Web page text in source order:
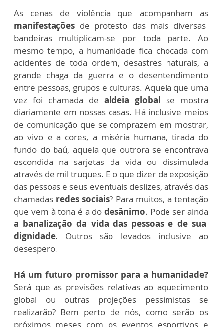
As cenas de violência que acompanham as
manifestações de protesto das mais diversas
bandeiras multiplicam-se por toda parte. Ao
mesmo tempo, a humanidade fica chocada com
acidentes de toda ordem, desastres naturais, a
grande chaga da guerra e o desentendimento
entre pessoas, grupos e culturas. Aquela que uma
vez foi chamada de aldeia global se mostra
diariamente em nossas casas. Há inclusive meios
de comunicação que se comprazem em mostrar,
ao vivo e a cores, a miséria humana, tirada do
fundo do baú, aquela que outrora se encontrava
escondida na sarjetas da vida ou dissimulada
através de mil truques. E o que dizer da exposição
das pessoas e seus eventuais deslizes, através das
chamadas redes sociais? Para muitos, a tentação
que vem à tona é a dodesânimo. Pode ser ainda
a banalização da vida das pessoas e de sua
dignidade. Outros são levados inclusive ao
desespero.
Há um futuro promissor para a humanidade?
Será que as previsões relativas ao aquecimento
global ou outras projeções pessimistas se
realizarão? Bem perto de nós, como serão os
próximos meses com os eventos esportivos e